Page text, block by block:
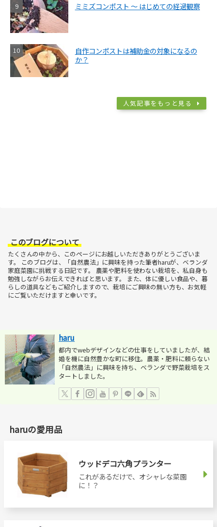
ミミズコンポスト ～ はじめての経過観察
自作コンポストは補助金の対象になるの
か？
人気記事をもっと見る
このブログについて
たくさんの中から、このページにお越しいただきありがとうございま
す。
このブログは、「自然農法」に興味を持った筆者haruが、ベランダ
家庭菜園に挑戦する日記です。
農薬や肥料を使わない栽培を、私自身も
勉強しながらお伝えできればと思います。
また、体に優しい食品や、暮
らしの道具などもご紹介しますので、栽培にご興味の無い方も、お気軽
にご覧いただけますと幸いです。
haru
都内でwebデザインなどの仕事をしていましたが、結
婚を機に自然豊かな町に移住。農薬・肥料に頼らない
「自然農法」に興味を持ち、ベランダで野菜栽培をス
タートしました。
haruの愛用品
ウッドデコ六角プランター
これがあるだけで、オシャレな菜園
に！？